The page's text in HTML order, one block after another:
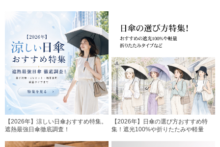
【2026年】涼しい日傘おすすめ特集。
遮熱最強日傘徹底調査！
【2026年】日傘の選び方おすすめ特
集！遮光100%や折りたたみや軽量